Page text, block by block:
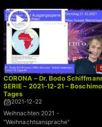
CORONA – Dr. Bodo Schiffmann
SERIE – 2021-12-21 –
Tages
2021-12-22
Weihnachten 2021 -
"Weihnachtsansprache"